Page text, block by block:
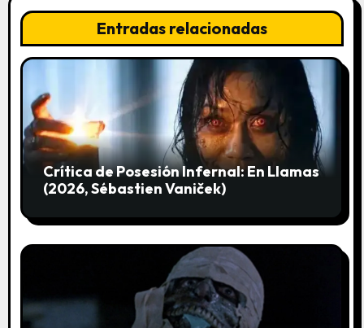
e
e
n
t
r
d
s
Entradas relacionadas
Crítica de Posesión Infernal: En Llamas
(2026, Sébastien Vaniček)